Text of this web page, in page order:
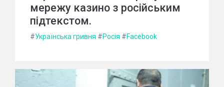
мережу казино з російським
підтекстом.
#Українська гривня #Росія #Facebook